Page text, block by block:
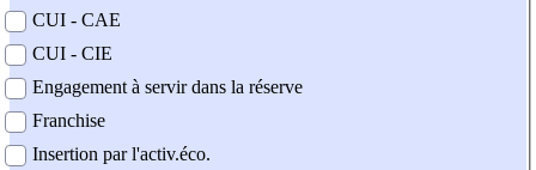
CUI - CAE
CUI - CIE
Engagement à servir dans la réserve
Franchise
Insertion par l'activ.éco.